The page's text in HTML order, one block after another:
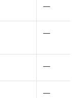
—
—
—
—